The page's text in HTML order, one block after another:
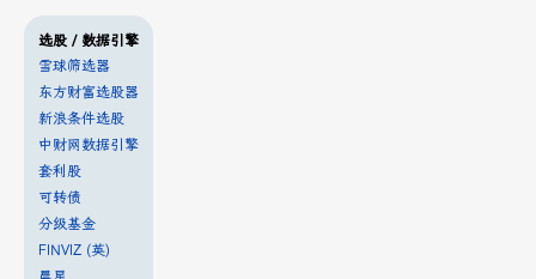
选股 / 数据引擎
雪球筛选器
东方财富选股器
新浪条件选股
中财网数据引擎
套利股
可转债
分级基金
FINVIZ (英)